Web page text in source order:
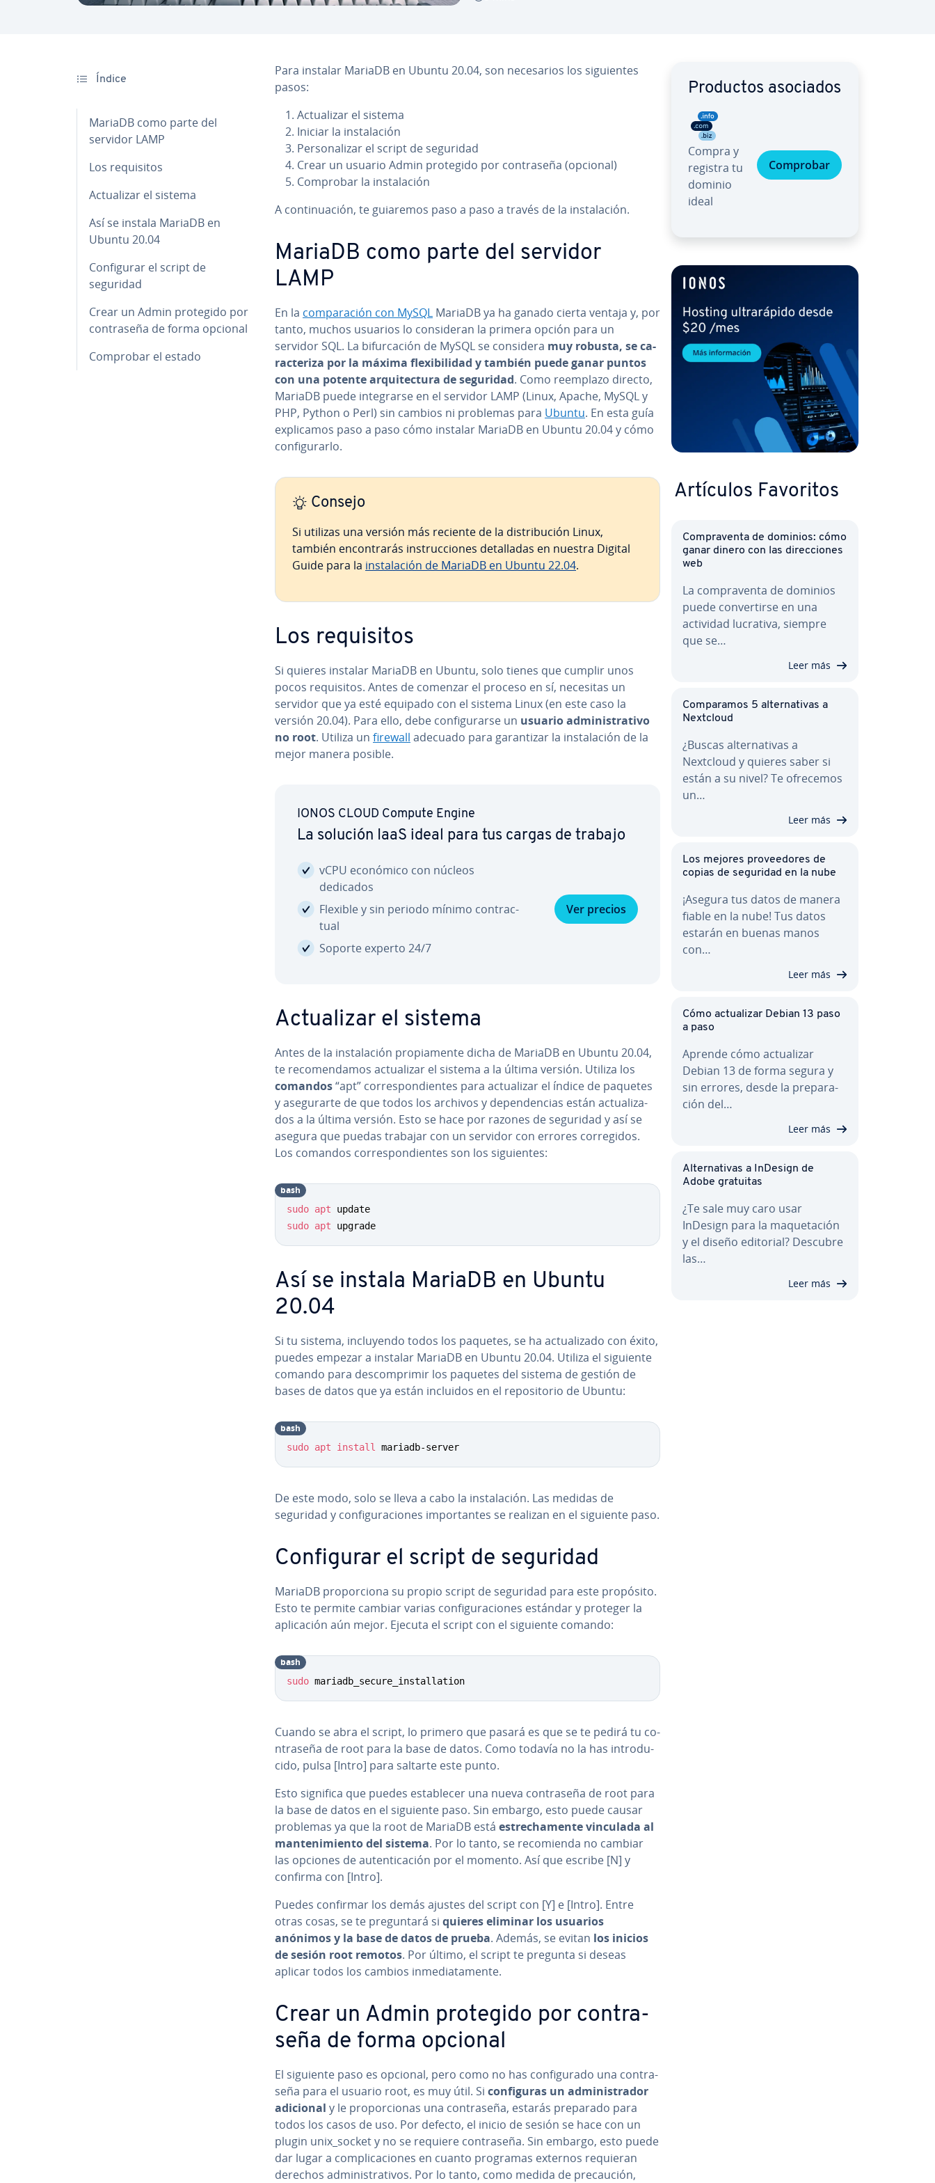
Índice
MariaDB como parte del
servidor LAMP
Los re­qui­si­tos
Ac­tua­li­zar el sistema
Así se instala MariaDB en
Ubuntu 20.04
Co­n­fi­gu­rar el script de
seguridad
Crear un Admin protegido por
co­n­tra­se­ña de forma opcional
Comprobar el estado
Para instalar MariaDB en Ubuntu 20.04, son ne­ce­sa­rios los si­guie­n­tes
pasos:
Ac­tua­li­zar el sistema
Iniciar la in­s­ta­la­ción
Pe­r­so­na­li­zar el script de seguridad
Crear un usuario Admin protegido por co­n­tra­se­ña (opcional)
Comprobar la in­s­ta­la­ción
A co­n­ti­nua­ción, te guiaremos paso a paso a través de la in­s­ta­la­ción.
MariaDB como parte del servidor
LAMP
En la co­m­pa­ra­ción con MySQL MariaDB ya ha ganado cierta ventaja y, por
tanto, muchos usuarios lo co­n­si­de­ran la primera opción para un
servidor SQL. La bi­fu­r­ca­ción de MySQL se considera muy robusta, se ca­
ra­c­te­ri­za por la máxima fle­xi­bi­li­dad y también puede ganar puntos
con una potente ar­qui­te­c­tu­ra de seguridad. Como reemplazo directo,
MariaDB puede in­te­grar­se en el servidor LAMP (Linux, Apache, MySQL y
PHP, Python o Perl) sin cambios ni problemas para Ubuntu. En esta guía
ex­pli­ca­mos paso a paso cómo instalar MariaDB en Ubuntu 20.04 y cómo
co­n­fi­gu­rar­lo.
Consejo
Si utilizas una versión más reciente de la di­s­tri­bu­ción Linux,
también en­co­n­tra­rás in­s­tru­c­cio­nes de­ta­lla­das en nuestra Digital
Guide para la in­s­ta­la­ción de MariaDB en Ubuntu 22.04.
Los re­qui­si­tos
Si quieres instalar MariaDB en Ubuntu, solo tienes que cumplir unos
pocos re­qui­si­tos. Antes de comenzar el proceso en sí, necesitas un
servidor que ya esté equipado con el sistema Linux (en este caso la
versión 20.04). Para ello, debe co­n­fi­gu­rar­se un usuario ad­mi­ni­s­tra­ti­vo
no root. Utiliza un firewall adecuado para ga­ra­n­ti­zar la in­s­ta­la­ción de la
mejor manera posible.
IONOS CLOUD Compute Engine
La solución IaaS ideal para tus cargas de trabajo
vCPU económico con núcleos
dedicados
Flexible y sin periodo mínimo co­n­tra­c­
tual
Soporte experto 24/7
Ver precios
Ac­tua­li­zar el sistema
Antes de la in­s­ta­la­ción pro­pia­me­n­te dicha de MariaDB en Ubuntu 20.04,
te re­co­me­n­da­mos ac­tua­li­zar el sistema a la última versión. Utiliza los
comandos“apt” co­rre­s­po­n­die­n­tes para ac­tua­li­zar el índice de paquetes
y ase­gu­rar­te de que todos los archivos y de­pe­n­de­n­cias están ac­tua­li­za­
dos a la última versión. Esto se hace por razones de seguridad y así se
asegura que puedas trabajar con un servidor con errores co­rre­gi­dos.
Los comandos co­rre­s­po­n­die­n­tes son los si­guie­n­tes:
sudo apt
sudo apt upgrade
bash
Así se instala MariaDB en Ubuntu
20.04
Si tu sistema, in­clu­ye­n­do todos los paquetes, se ha ac­tua­li­za­do con éxito,
puedes empezar a instalar MariaDB en Ubuntu 20.04. Utiliza el siguiente
comando para de­s­co­m­pri­mir los paquetes del sistema de gestión de
bases de datos que ya están incluidos en el re­po­si­to­rio de Ubuntu:
sudo apt install mariadb-server
bash
De este modo, solo se lleva a cabo la in­s­ta­la­ción. Las medidas de
seguridad y co­n­fi­gu­ra­cio­nes im­po­r­ta­n­tes se realizan en el siguiente paso.
Co­n­fi­gu­rar el script de seguridad
MariaDB pro­po­r­cio­na su propio script de seguridad para este propósito.
Esto te permite cambiar varias co­n­fi­gu­ra­cio­nes estándar y proteger la
apli­ca­ción aún mejor. Ejecuta el script con el siguiente comando:
sudo mariadb_secure_installation
bash
Cuando se abra el script, lo primero que pasará es que se te pedirá tu co­
n­tra­se­ña de root para la base de datos. Como todavía no la has in­tro­du­
ci­do, pulsa [Intro] para saltarte este punto.
Esto significa que puedes es­ta­ble­cer una nueva co­n­tra­se­ña de root para
la base de datos en el siguiente paso. Sin embargo, esto puede causar
problemas ya que la root de MariaDB está es­tre­cha­me­n­te vinculada al
ma­n­te­ni­mie­n­to del sistema. Por lo tanto, se re­co­mie­n­da no cambiar
las opciones de au­te­n­ti­ca­ción por el momento. Así que escribe [N] y
confirma con [Intro].
Puedes confirmar los demás ajustes del script con [Y] e [Intro]. Entre
otras cosas, se te pre­gu­n­ta­rá si quieres eliminar los usuarios
anónimos y la base de datos de prueba. Además, se evitan los inicios
de sesión root remotos. Por último, el script te pregunta si deseas
aplicar todos los cambios in­me­dia­ta­me­n­te.
Crear un Admin protegido por co­n­tra­
se­ña de forma opcional
El siguiente paso es opcional, pero como no has co­n­fi­gu­ra­do una co­n­tra­
se­ña para el usuario root, es muy útil. Si co­n­fi­gu­ras un ad­mi­ni­s­tra­dor
adicional y le pro­po­r­cio­nas una co­n­tra­se­ña, estarás preparado para
todos los casos de uso. Por defecto, el inicio de sesión se hace con un
plugin unix_socket y no se requiere co­n­tra­se­ña. Sin embargo, esto puede
dar lugar a co­m­pli­ca­cio­nes en cuanto programas externos requieran
derechos ad­mi­ni­s­tra­ti­vos. Por lo tanto, como medida de pre­cau­ción,
Productos asociados
Compra y
registra tu
dominio
ideal
Comprobar
Artículos Favoritos
Co­m­pra­ve­n­ta de dominios: cómo
ganar dinero con las di­re­c­cio­nes
web
La co­m­pra­ve­n­ta de dominios
puede co­n­ve­r­ti­r­se en una
actividad lucrativa, siempre
que se…
Leer más
Co­m­pa­ra­mos 5 al­te­r­na­ti­vas a
Nextcloud
¿Buscas al­te­r­na­ti­vas a
Nextcloud y quieres saber si
están a su nivel? Te ofrecemos
un…
Leer más
Los mejores pro­vee­do­res de
copias de seguridad en la nube
¡Asegura tus datos de manera
fiable en la nube! Tus datos
estarán en buenas manos
con…
Leer más
Cómo ac­tua­li­zar Debian 13 paso
a paso
Aprende cómo ac­tua­li­zar
Debian 13 de forma segura y
sin errores, desde la pre­pa­ra­
ción del…
Leer más
Al­te­r­na­ti­vas a InDesign de
Adobe gratuitas
¿Te sale muy caro usar
InDesign para la ma­que­ta­ción
y el diseño editorial? Descubre
las…
Leer más